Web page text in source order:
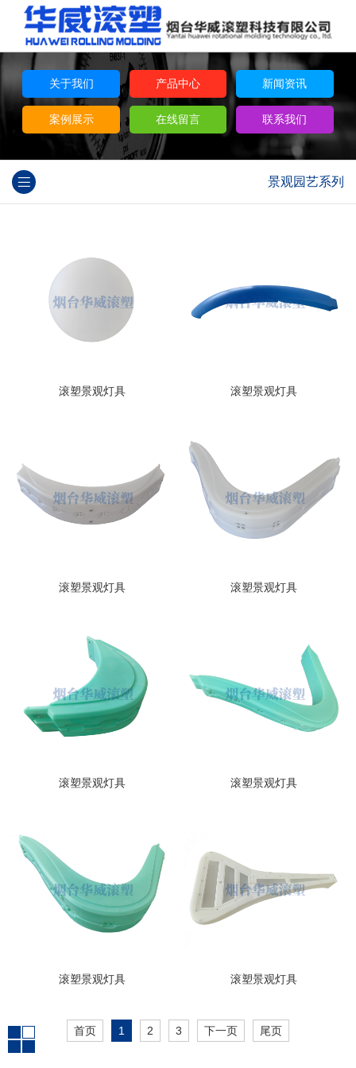
关于我们 产品中心 新闻资讯
案例展示 在线留言 联系我们
景观园艺系列
滚塑景观灯具 滚塑景观灯具
滚塑景观灯具 滚塑景观灯具
滚塑景观灯具 滚塑景观灯具
滚塑景观灯具 滚塑景观灯具
首页 1 2 3 下一页 尾页